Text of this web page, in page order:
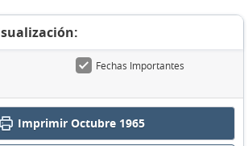
Fechas Importantes
Imprimir Octubre 1965